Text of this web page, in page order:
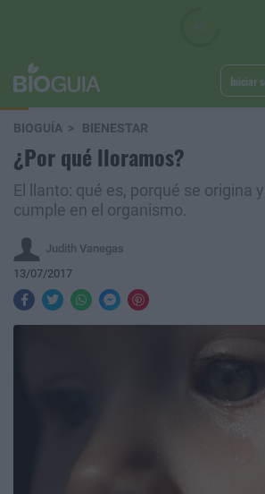
Iniciar
BIOGUÍA BIENESTAR
¿Por qué lloramos?
El llanto: qué es, porqué se origina
cumple en el organismo.
Judith Vanegas
13/07/2017